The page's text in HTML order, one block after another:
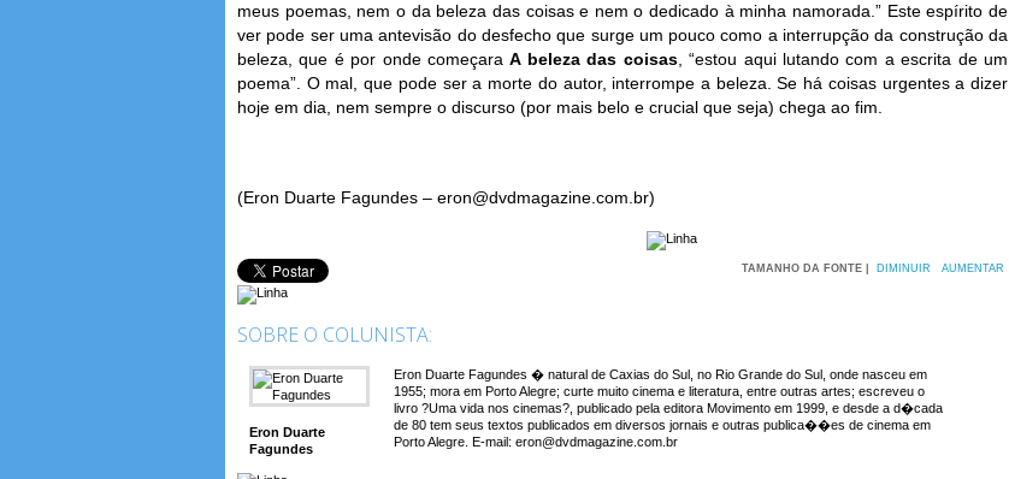
meus poemas, nem o da beleza das coisas e nem o dedicado à minha namorada.” Este espírito de
ver pode ser uma antevisão do desfecho que surge um pouco como a interrupção da construção da
beleza, que é por onde começaraA beleza das coisas, “estou aqui lutando com a escrita de um
poema”. O mal, que pode ser a morte do autor, interrompe a beleza. Se há coisas urgentes a dizer
hoje em dia, nem sempre o discurso (por mais belo e crucial que seja) chega ao fim.
(Eron Duarte Fagundes – eron@dvdmagazine.com.br)
TAMANHO DA FONTE | DIMINUIR AUMENTAR
SOBRE O COLUNISTA:
Eron Duarte
Fagundes
Eron Duarte Fagundes � natural de Caxias do Sul, no Rio Grande do Sul, onde nasceu em
1955; mora em Porto Alegre; curte muito cinema e literatura, entre outras artes; escreveu o
livro ?Uma vida nos cinemas?, publicado pela editora Movimento em 1999, e desde a d�cada
de 80 tem seus textos publicados em diversos jornais e outras publica��es de cinema em
Porto Alegre. E-mail: eron@dvdmagazine.com.br